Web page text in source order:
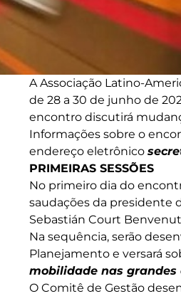
A Associação Latino-
de 28 a 30 de junho de
encontro discutirá
Informações sobre o
endereço eletrônico
PRIMEIRAS SESSÕES
No primeiro dia do
saudações da presidente
Sebastián Court
Na sequência, serão
Planejamento e versará
mobilidade nas grandes
O Comitê de Gestão